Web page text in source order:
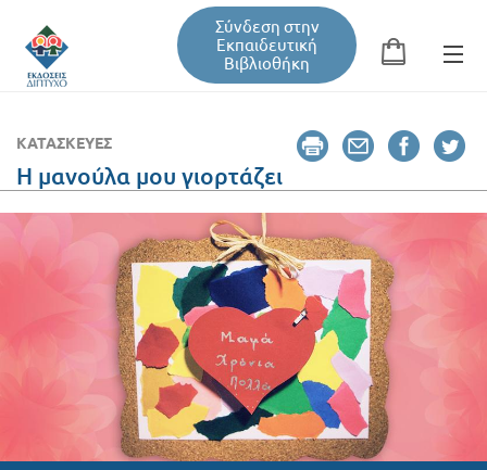
Σύνδεση στην
Εκπαιδευτική
Βιβλιοθήκη
Φόρμα αναζήτησης
Εκπαιδευτική Βιβλιοθήκη
Σεμινάρια / Συνέδρια
Τεύχη Περιοδικών
ΚΑΤΑΣΚΕΥΈΣ
Η μανούλα μου γιορτάζει